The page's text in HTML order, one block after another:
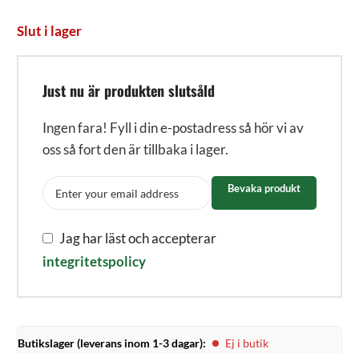
Slut i lager
Just nu är produkten slutsåld
Ingen fara! Fyll i din e-postadress så hör vi av
oss så fort den är tillbaka i lager.
Bevaka produkt
Jag har läst och accepterar
integritetspolicy
Butikslager (leverans inom 1-3 dagar):
Ej i butik